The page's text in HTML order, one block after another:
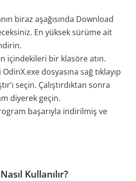
biraz aşağısında Download
En yüksek sürüme ait
içindekileri bir klasöre atın.
dosyasına sağ tıklayıp
seçin. Çalıştırdıktan sonra
diyerek geçin.
başarıyla indirilmiş ve
Kullanılır?